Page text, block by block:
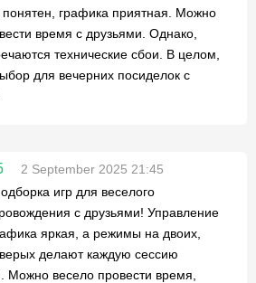
понятен, графика приятная. Можно
время с друзьями. Однако,
технические сбои. В целом,
для вечерних посиделок с
2 September 2025 21:45
игр для веселого
с друзьями! Управление
яркая, а режимы на двоих,
делают каждую сессию
Можно весело провести время,